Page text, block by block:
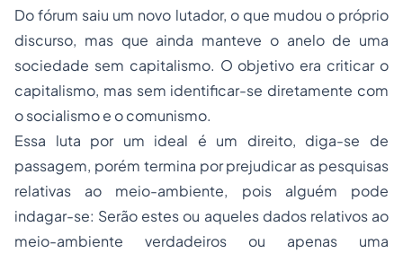
Do fórum saiu um novo lutador, o que mudou o próprio
discurso, mas que ainda manteve o anelo de uma
sociedade sem capitalismo. O objetivo era criticar o
capitalismo, mas sem identificar-se diretamente com
o socialismo e o comunismo.
Essa luta por um ideal é um direito, diga-se de
passagem, porém termina por prejudicar as pesquisas
relativas ao meio-ambiente, pois alguém pode
indagar-se: Serão estes ou aqueles dados relativos ao
meio-ambiente verdadeiros ou apenas uma